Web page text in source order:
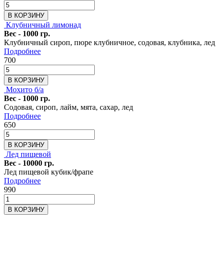
В КОРЗИНУ
Клубничный лимонад
Вес - 1000 гр.
Клубничный сироп, пюре клубничное, содовая, клубника, лед
Подробнее
700
В КОРЗИНУ
Мохито б/а
Вес - 1000 гр.
Содовая, сироп, лайм, мята, сахар, лед
Подробнее
650
В КОРЗИНУ
Лед пищевой
Вес - 10000 гр.
Лед пищевой кубик/фрапе
Подробнее
990
В КОРЗИНУ